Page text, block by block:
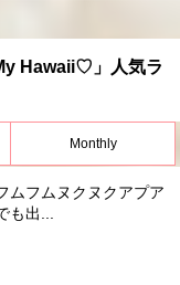
Hawaii♡」人気ラ
Monthly
ムフムヌクヌクアプア
も出...